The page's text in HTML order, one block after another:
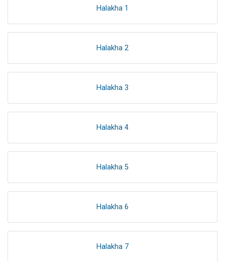
Halakha 1
Halakha 2
Halakha 3
Halakha 4
Halakha 5
Halakha 6
Halakha 7